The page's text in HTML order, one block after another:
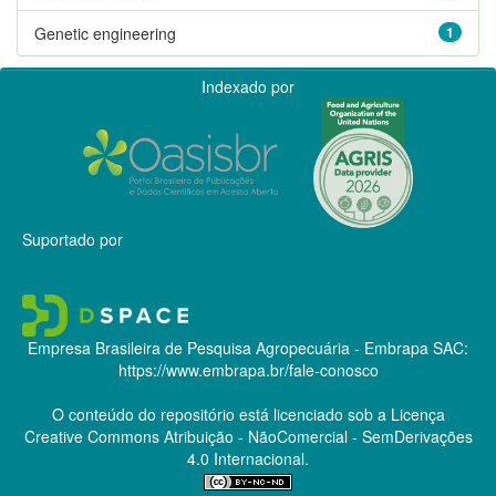
1
Genetic engineering
Indexado por
Suportado por
Empresa Brasileira de Pesquisa Agropecuária - Embrapa SAC:
https://www.embrapa.br/fale-conosco
O conteúdo do repositório está licenciado sob a Licença
Creative CommonsAtribuição - NãoComercial - SemDerivações
4.0 Internacional.